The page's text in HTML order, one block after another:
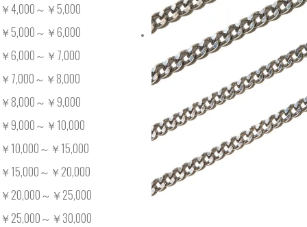
￥4,000～￥5,000
￥5,000～￥6,000
￥6,000～￥7,000
￥7,000～￥8,000
￥8,000～￥9,000
￥9,000～￥10,000
￥10,000～￥15,000
￥15,000～￥20,000
￥20,000～￥25,000
￥25,000～￥30,000